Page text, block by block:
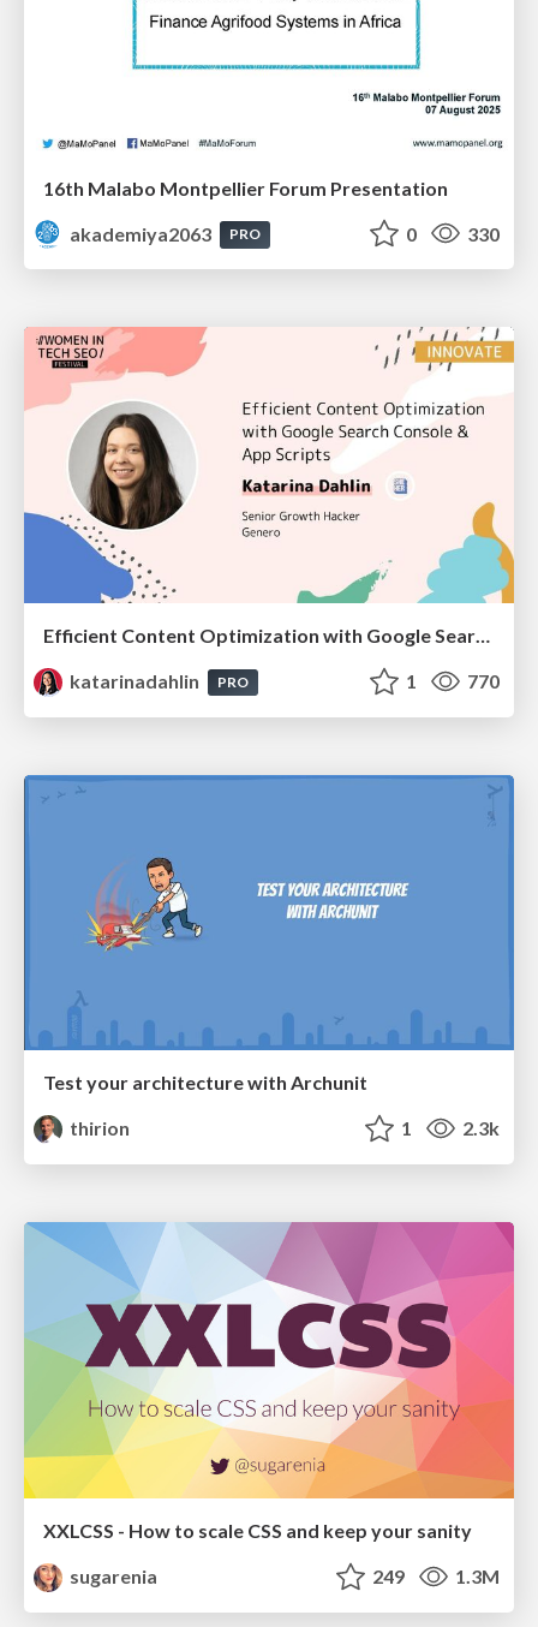
16th Malabo Montpellier Forum Presentation
akademiya2063
PRO 0 330
Efficient Content Optimization with Google Search Console & Apps Script
katarinadahlin
PRO 1 770
Test your architecture with Archunit
thirion
1 2.3k
XXLCSS - How to scale CSS and keep your sanity
sugarenia
249 1.3M